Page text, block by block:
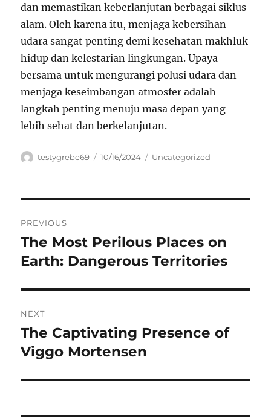
dan memastikan keberlanjutan berbagai siklus
alam. Oleh karena itu, menjaga kebersihan
udara sangat penting demi kesehatan makhluk
hidup dan kelestarian lingkungan. Upaya
bersama untuk mengurangi polusi udara dan
menjaga keseimbangan atmosfer adalah
langkah penting menuju masa depan yang
lebih sehat dan berkelanjutan.
Author
testygrebe69
Posted
10/16/2024 Categories
Uncategorized
pos
PREVIOUS
Previous
post:
The Most Perilous Places on
Earth: Dangerous Territories
NEXT
Next
post:
The Captivating Presence of
Viggo Mortensen